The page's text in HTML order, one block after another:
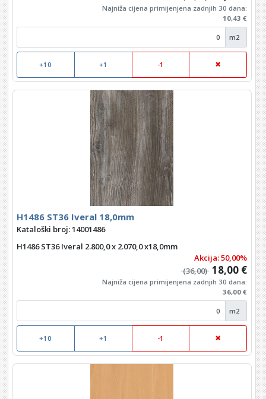
Najniža cijena primijenjena zadnjih 30 dana:
10,43 €
m2
+10 +1 -1
H1486 ST36 Iveral 18,0mm
Kataloški broj: 14001486
H1486 ST36 Iveral 2.800,0 x 2.070,0 x18,0mm
Akcija: 50,00%
(36,00) 18,00 €
Najniža cijena primijenjena zadnjih 30 dana:
36,00 €
m2
+10 +1 -1